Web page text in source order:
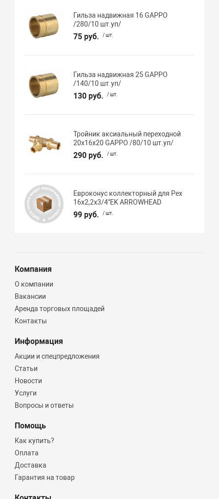
Гильза надвижная 16 GAPPO
/280/10 шт.уп/
75 руб. / шт.
Гильза надвижная 25 GAPPO
/140/10 шт.уп/
130 руб. / шт.
Тройник аксиальный переходной
20х16х20 GAPPO /80/10 шт.уп/
290 руб. / шт.
Евроконус коллекторный для Pex
16х2,2х3/4"EK ARROWHEAD
99 руб. / шт.
Компания
О компании
Вакансии
Аренда торговых площадей
Контакты
Информация
Акции и спецпредложения
Статьи
Новости
Услуги
Вопросы и ответы
Помощь
Как купить?
Оплата
Доставка
Гарантия на товар